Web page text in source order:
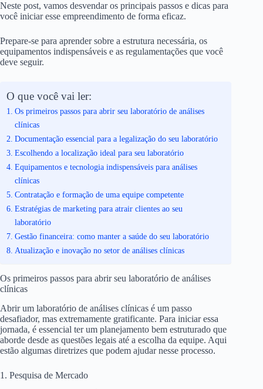
Neste post, vamos desvendar os principais passos e dicas para
você iniciar esse empreendimento de forma eficaz.
Prepare-se para aprender sobre a estrutura necessária, os
equipamentos indispensáveis e as regulamentações que você
deve seguir.
O que você vai ler:
Os primeiros passos para abrir seu laboratório de análises
clínicas
Documentação essencial para a legalização do seu laboratório
Escolhendo a localização ideal para seu laboratório
Equipamentos e tecnologia indispensáveis para análises
clínicas
Contratação e formação de uma equipe competente
Estratégias de marketing para atrair clientes ao seu
laboratório
Gestão financeira: como manter a saúde do seu laboratório
Atualização e inovação no setor de análises clínicas
Os primeiros passos para abrir seu laboratório de análises
clínicas
Abrir um laboratório de análises clínicas é um passo
desafiador, mas extremamente gratificante. Para iniciar essa
jornada, é essencial ter um planejamento bem estruturado que
aborde desde as questões legais até a escolha da equipe. Aqui
estão algumas diretrizes que podem ajudar nesse processo.
1. Pesquisa de Mercado